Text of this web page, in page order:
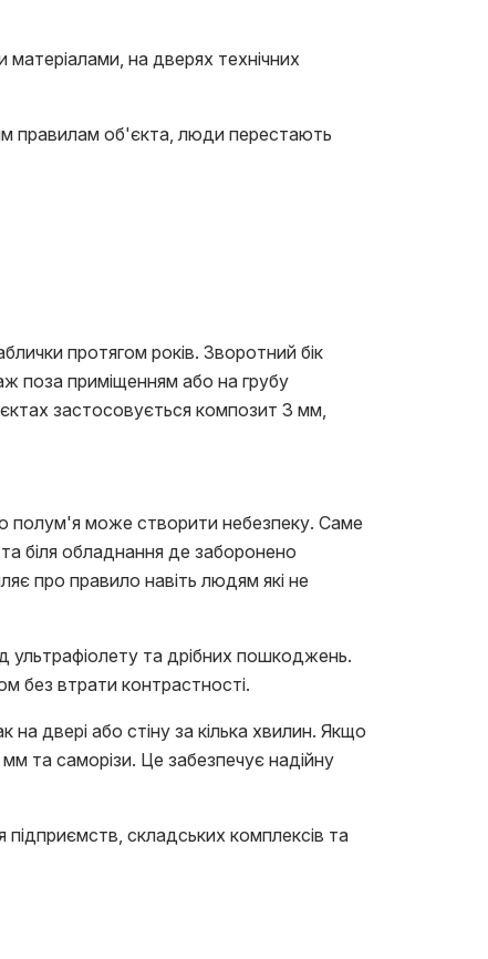
на дверях технічних
правилам об'єкта, люди перестають
протягом років. Зворотний бік
поза приміщенням або на грубу
застосовується композит 3 мм,
полум'я може створити небезпеку. Саме
біля обладнання де заборонено
про правило навіть людям які не
ультрафіолету та дрібних пошкоджень.
без втрати контрастності.
двері або стіну за кілька хвилин. Якщо
та саморізи. Це забезпечує надійну
складських комплексів та